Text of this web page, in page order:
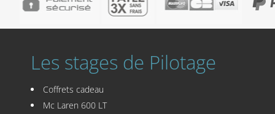
Les stages de Pilotage
Coffrets cadeau
Mc Laren 600 LT